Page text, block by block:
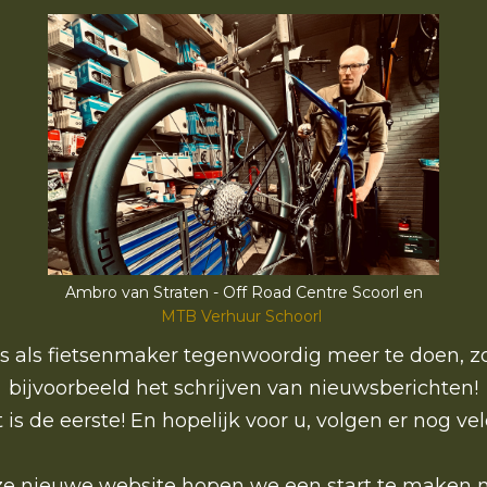
Ambro van Straten - Off Road Centre Scoorl en
MTB Verhuur Schoorl
als fietsenmaker tegenwoordig meer te doen,
bijvoorbeeld het schrijven van nieuwsberichten!
is de eerste! En hopelijk voor u, volgen er nog